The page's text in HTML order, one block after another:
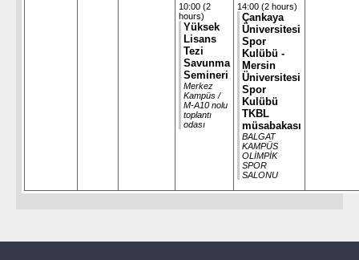
10:00 (2
hours)
Yüksek
Lisans
Tezi
Savunma
Semineri
Merkez
Kampüs /
M-A10 nolu
toplantı
odası
14:00 (2 hours)
Çankaya
Üniversitesi
Spor
Kulübü -
Mersin
Üniversitesi
Spor
Kulübü
TKBL
müsabakası
BALGAT
KAMPÜS
OLİMPİK
SPOR
SALONU